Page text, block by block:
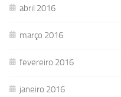
abril 2016
março 2016
fevereiro 2016
janeiro 2016